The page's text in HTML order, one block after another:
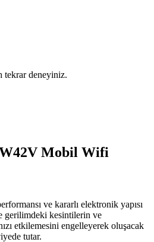
tekrar deneyiniz.
Mobil Wifi
ve kararlı elektronik yapısı
gerilimdeki kesintilerin ve
etkilemesini engelleyerek oluşacak
tutar.